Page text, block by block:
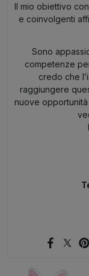
Il mio obiettivo
e coinvolgenti
Sono
competenze
credo che
raggiungere
nuove